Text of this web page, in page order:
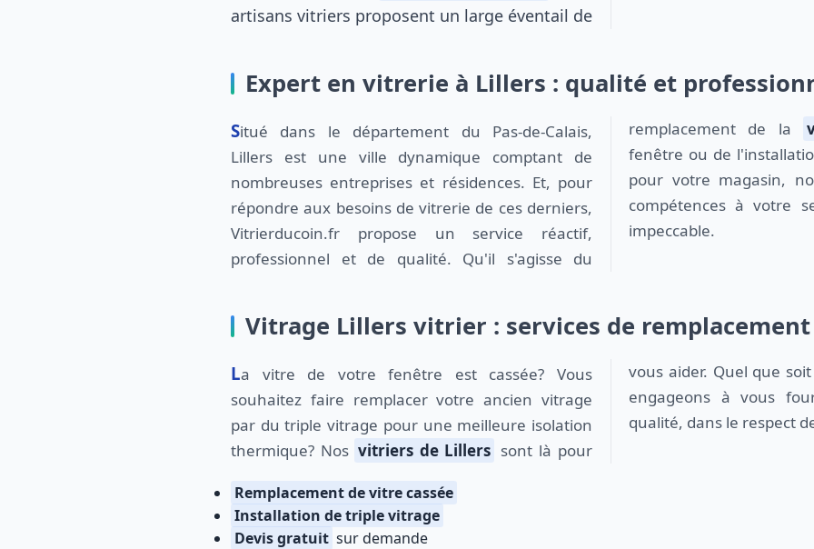
artisans vitriers proposent un large éventail de
Expert en vitrerie à Lillers : qualité et
Situé dans le département du Pas-de-Calais,
Lillers est une ville dynamique comptant de
nombreuses entreprises et résidences. Et, pour
répondre aux besoins de vitrerie de ces derniers,
Vitrierducoin.fr propose un service réactif,
professionnel et de qualité. Qu'il s'agisse du
remplacement de la
fenêtre ou de
pour votre magasin,
compétences à votre
impeccable.
Vitrage Lillers vitrier : services de
La vitre de votre fenêtre est cassée? Vous
souhaitez faire remplacer votre ancien vitrage
par du triple vitrage pour une meilleure isolation
thermique? Nos vitriers de Lillers sont là pour
vous aider. Quel que
engageons à vous
qualité, dans le respect
Remplacement de vitre cassée
Installation de triple vitrage
Devis gratuit sur demande